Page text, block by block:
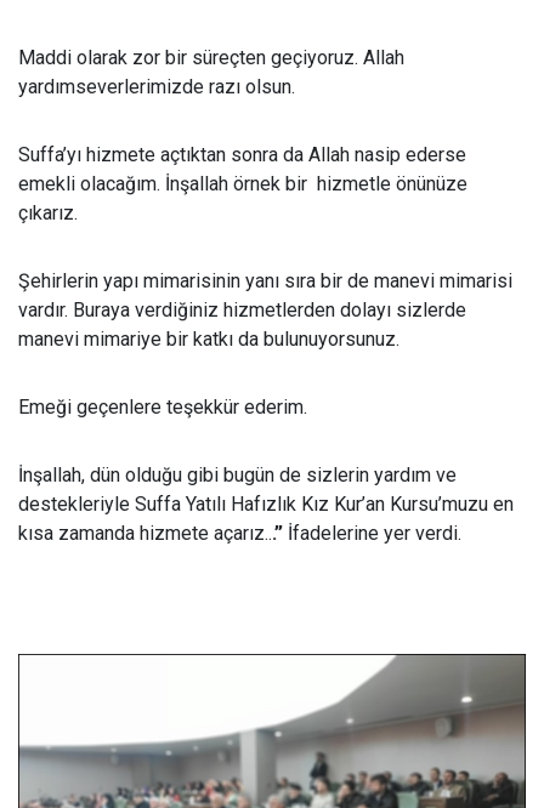
Maddi olarak zor bir süreçten geçiyoruz. Allah
yardımseverlerimizde razı olsun.
Suffa’yı hizmete açtıktan sonra da Allah nasip ederse
emekli olacağım. İnşallah örnek bir hizmetle önünüze
çıkarız.
Şehirlerin yapı mimarisinin yanı sıra bir de manevi mimarisi
vardır. Buraya verdiğiniz hizmetlerden dolayı sizlerde
manevi mimariye bir katkı da bulunuyorsunuz.
Emeği geçenlere teşekkür ederim.
İnşallah, dün olduğu gibi bugün de sizlerin yardım ve
destekleriyle Suffa Yatılı Hafızlık Kız Kur’an Kursu’muzu en
kısa zamanda hizmete açarız...” İfadelerine yer verdi.